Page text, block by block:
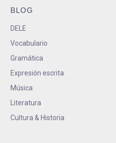
BLOG
DELE
Vocabulario
Gramática
Expresión escrita
Música
Literatura
Cultura & Historia